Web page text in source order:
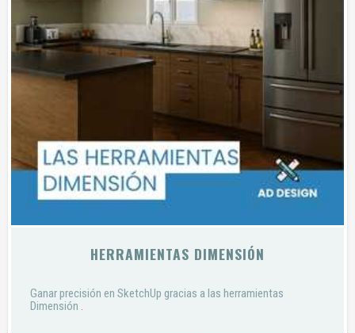
HERRAMIENTAS DIMENSIÓN
Ganar precisión en SketchUp gracias a las herramientas
Dimensión .